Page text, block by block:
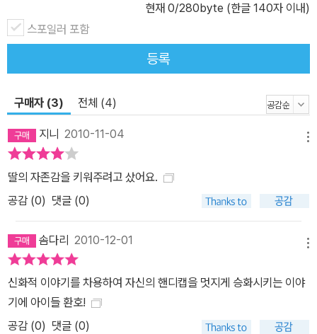
현재 0/280byte (한글 140자 이내)
스포일러 포함
등록
구매자 (3) 전체 (4)
지니 2010-11-04
딸의 자존감을 키워주려고 샀어요.
공감 (0) 댓글 (0)
솜다리 2010-12-01
신화적 이야기를 차용하여 자신의 핸디캡을 멋지게 승화시키는 이야
기에 아이들 환호!
공감 (0) 댓글 (0)